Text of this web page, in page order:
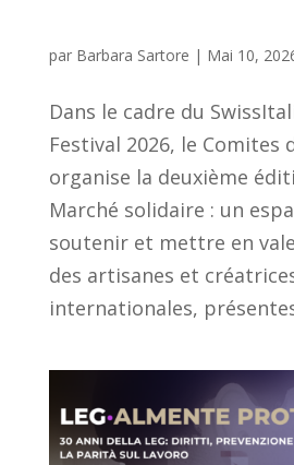
par Barbara Sartore | Mai 10,
Dans le cadre du
Festival 2026, le Comites
organise la deuxième
Marché solidaire : un
soutenir et mettre en
des artisanes et
internationales,